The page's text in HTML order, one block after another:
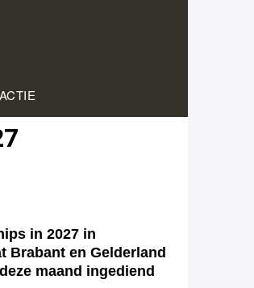
in 2027 in
Brabant en Gelderland
maand ingediend